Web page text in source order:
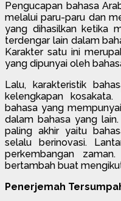
Pengucapan bahasa
melalui paru-paru dan
yang dihasilkan ketika
terdengar lain dalam
Karakter satu ini
yang dipunyai oleh
Lalu, karakteristik
kelengkapan
bahasa yang
dalam bahasa yang
paling akhir yaitu
selalu berinovasi.
perkembangan
bertambah buat
Penerjemah